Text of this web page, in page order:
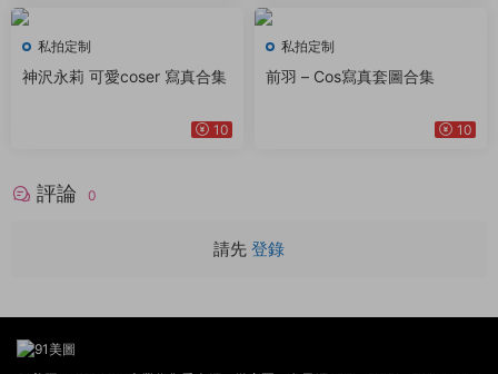
私拍定制
神沢永莉 可愛coser 寫真合集
10
私拍定制
前羽 – Cos寫真套圖合集
10
評論 0
請先 登錄